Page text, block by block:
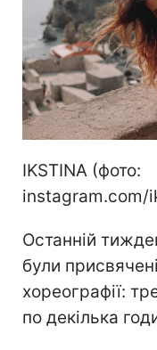
IKSTINA (фото:
instagram.com/
Останній
були
хореографії:
по декілька